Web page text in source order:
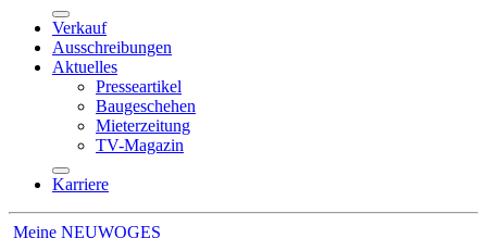
Verkauf
Ausschreibungen
Aktuelles
Presseartikel
Baugeschehen
Mieterzeitung
TV-Magazin
Karriere
Meine NEUWOGES